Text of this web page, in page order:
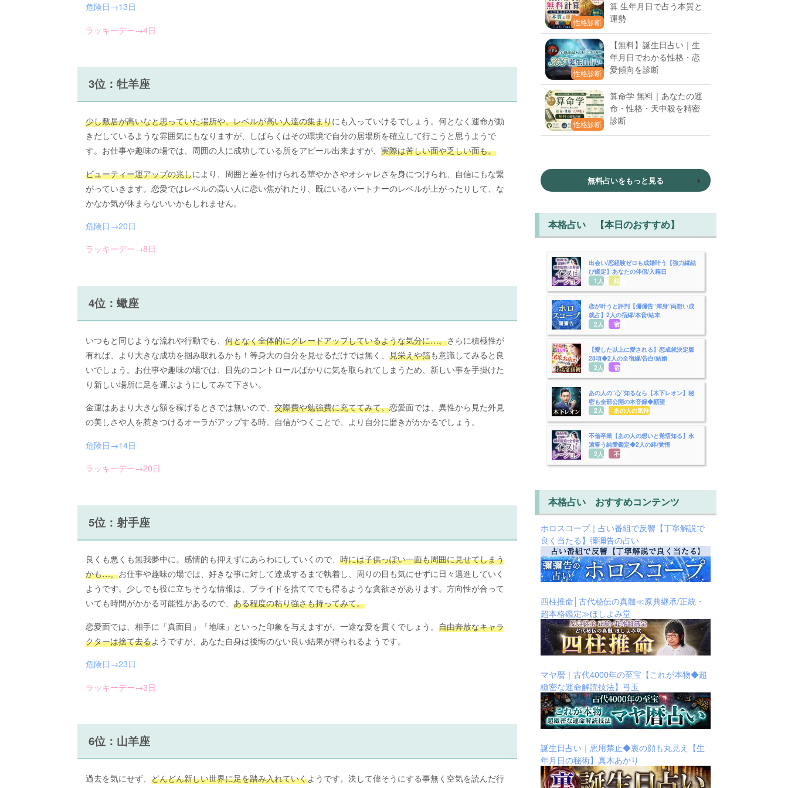
危険日→13日
ラッキーデー→4日
3位：牡羊座
少し敷居が高いなと思っていた場所や、レベルが高い人達の集まりにも入っていけるでしょう。何となく運命が動
きだしているような雰囲気にもなりますが、しばらくはその環境で自分の居場所を確立して行こうと思うようで
す。お仕事や趣味の場では、周囲の人に成功している所をアピール出来ますが、実際は苦しい面や乏しい面も。
ビューティー運アップの兆しにより、周囲と差を付けられる華やかさやオシャレさを身につけられ、自信にもな繋
がっていきます。恋愛ではレベルの高い人に恋い焦がれたり、既にいるパートナーのレベルが上がったりして、な
かなか気が休まらないいかもしれません。
危険日→20日
ラッキーデー→8日
4位：蠍座
いつもと同じような流れや行動でも、何となく全体的にグレードアップしているような気分に…。さらに積極性が
有れば、より大きな成功を掴み取れるかも！等身大の自分を見せるだけでは無く、見栄えや箔も意識してみると良
いでしょう。お仕事や趣味の場では、目先のコントロールばかりに気を取られてしまうため、新しい事を手掛けた
り新しい場所に足を運ぶようにしてみて下さい。
金運はあまり大きな額を稼げるときでは無いので、交際費や勉強費に充ててみて。恋愛面では、異性から見た外見
の美しさや人を惹きつけるオーラがアップする時。自信がつくことで、より自分に磨きがかかるでしょう。
危険日→14日
ラッキーデー→20日
5位：射手座
良くも悪くも無我夢中に。感情的も抑えずにあらわにしていくので、時には子供っぽい一面も周囲に見せてしまう
かも…。お仕事や趣味の場では、好きな事に対して達成するまで執着し、周りの目も気にせずに日々邁進していく
ようです。少しでも役に立ちそうな情報は、プライドを捨ててでも得るような貪欲さがあります。方向性が合って
いても時間がかかる可能性があるので、ある程度の粘り強さも持ってみて。
恋愛面では、相手に「真面目」「地味」といった印象を与えますが、一途な愛を貫くでしょう。自由奔放なキャラ
クターは捨て去るようですが、あなた自身は後悔のない良い結果が得られるようです。
危険日→23日
ラッキーデー→3日
6位：山羊座
過去を気にせず、どんどん新しい世界に足を踏み入れていくようです。決して偉そうにする事無く空気を読んだ行
性格診断
算 生年月日で占う本質と
運勢
性格診断
【無料】誕生日占い｜生
年月日でわかる性格・恋
愛傾向を診断
性格診断
算命学 無料｜あなたの運
命・性格・天中殺を精密
診断
無料占いをもっと見る
本格占い 【本日のおすすめ】
出会い/恋経験ゼロも成婚叶う【強力縁結
び鑑定】あなたの伴侶/入籍日
1人用 結婚
恋が叶うと評判【彌彌告“渾身”両想い成
就占】2人の宿縁/本音/結末
2人用 宿縁
【愛した以上に愛される】恋成就決定版
28項◆2人の全宿縁/告白/結婚
2人用 宿縁
あの人の“心”知るなら【木下レオン】秘
密も全部公開の本音録◆願望
2人用 あの人の気持ち
不倫卒業【あの人の想いと覚悟知る】永
遠誓う純愛鑑定◆2人の絆/覚悟
2人用
不倫
本格占い おすすめコンテンツ
ホロスコープ｜占い番組で反響【丁寧解説で
良く当たる】彌彌告の占い
四柱推命│古代秘伝の真髄≪原典継承/正統・
超本格鑑定≫ほしよみ堂
マヤ暦｜古代4000年の至宝【これが本物◆超
緻密な運命解読技法】弓玉
誕生日占い｜悪用禁止◆裏の顔も丸見え【生
年月日の秘術】真木あかり